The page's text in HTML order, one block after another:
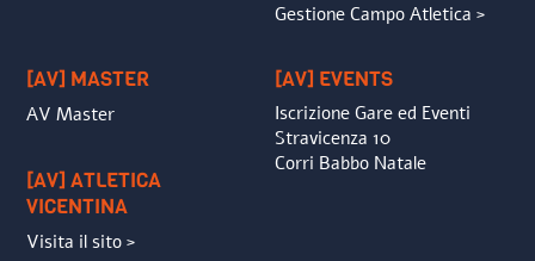
Gestione Campo Atletica >
[AV] MASTER
AV Master
[AV] ATLETICA
VICENTINA
Visita il sito >
[AV] EVENTS
Iscrizione Gare ed Eventi
Stravicenza 10
Corri Babbo Natale